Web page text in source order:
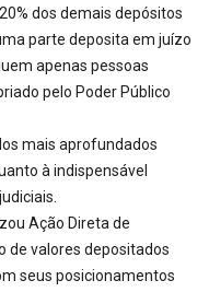
dos demais depósitos
parte deposita em juízo
apenas pessoas
pelo Poder Público
mais aprofundados
à indispensável
Ação Direta de
de valores depositados
seus posicionamentos